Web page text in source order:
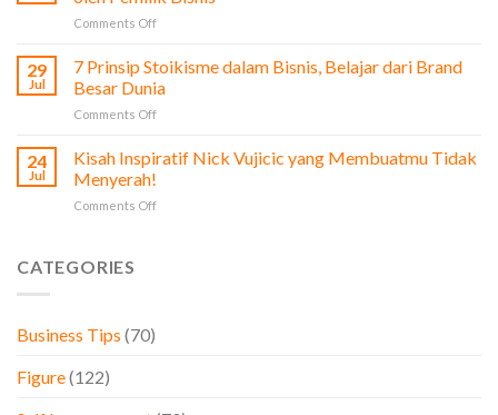
Chul:
Dari
Sayur
Samsung
Comments Offon
Ciri
Red
Flag
Perlu
29
Jul
7 Prinsip Stoikisme dalam Bisnis, Belajar dari Brand
Besar Dunia
Comments Offon
Prinsip
Bisnis,
24
Jul
Kisah Inspiratif Nick Vujicic yang Membuatmu Tidak
Menyerah!
Comments Offon
CATEGORIES
Business Tips (70)
Figure(122)